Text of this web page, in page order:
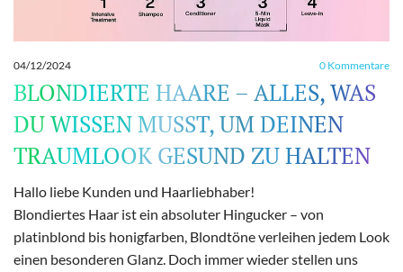
04/12/2024 0 Kommentare
BLONDIERTE HAARE – ALLES, WAS
DU WISSEN MUSST, UM DEINEN
TRAUMLOOK GESUND ZU HALTEN
Hallo liebe Kunden und Haarliebhaber!
Blondiertes Haar ist ein absoluter Hingucker – von
platinblond bis honigfarben, Blondtöne verleihen jedem Look
einen besonderen Glanz. Doch immer wieder stellen uns